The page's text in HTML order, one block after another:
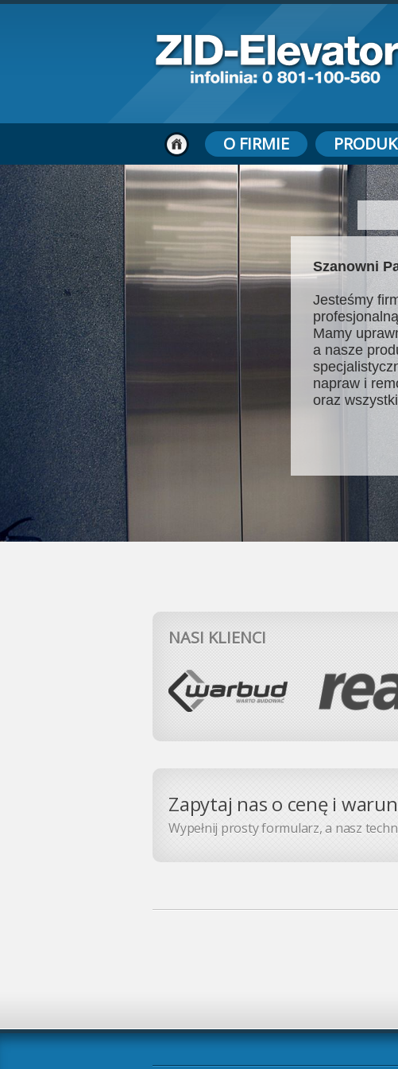
O FIRMIE
Szanowni
Jesteśmy
Mamy
a nasze
napraw i
oraz
NASI KLIENCI
Zapytaj nas o cenę i
Wypełnij prosty formularz, a nasz